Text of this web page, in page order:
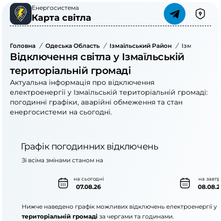
Енергосистема
Карта світла
Головна / Одеська Область / Ізмаїльський Район /
Відключення світла у Ізмаїльській
територіальній громаді
Актуальна інформація про відключення
електроенергії у Ізмаїльській територіальній громаді:
погодинні графіки, аварійні обмеження та стан
енергосистеми на сьогодні.
Графік погодинних відключень
на сьогодні
07.08.26
на
Зі всіма змінами станом на
Нижче наведено графік можливих відключень електроенергії у
територіальній громаді за чергами та годинами.